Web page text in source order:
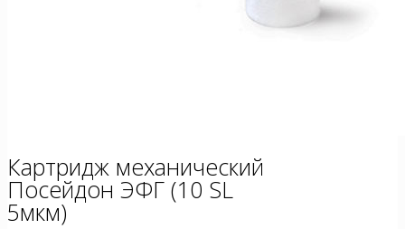
Картридж механический
Посейдон ЭФГ (10 SL
5мкм)